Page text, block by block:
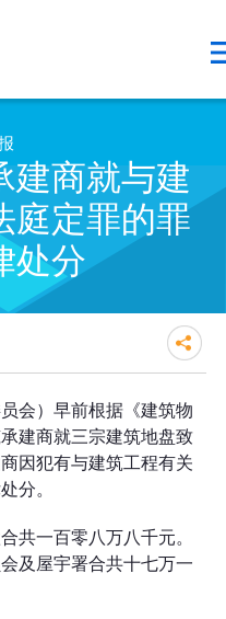
建商就与建
庭定罪的罪
处分
就与建筑工程
行被纪律处分
会）早前根据《建筑物
建商就三宗建筑地盘致
因犯有与建筑工程有关
分。
共一百零八万八千元。
及屋宇署合共十七万一